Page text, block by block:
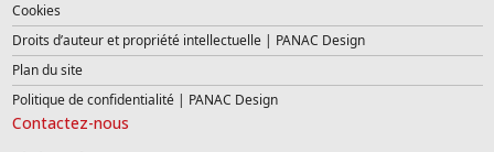
Cookies
Droits d’auteur et propriété intellectuelle | PANAC Design
Plan du site
Politique de confidentialité | PANAC Design
Contactez-nous